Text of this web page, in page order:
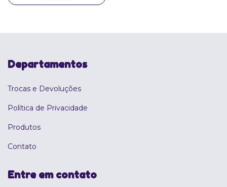
Departamentos
Trocas e Devoluções
Política de Privacidade
Produtos
Contato
Entre em contato